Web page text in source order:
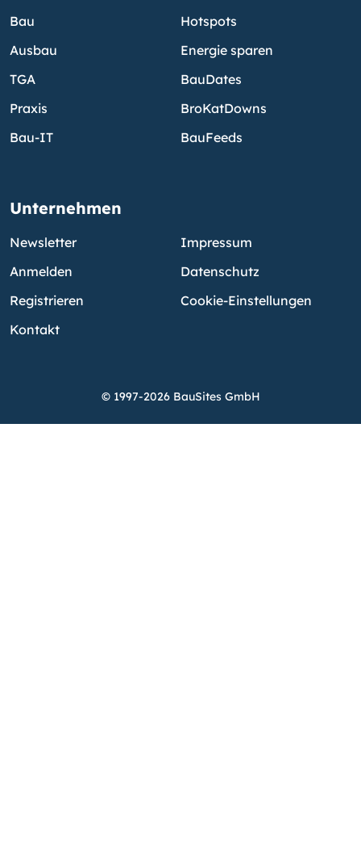
Bau
Ausbau
TGA
Praxis
Bau-IT
Hotspots
Energie sparen
BauDates
BroKatDowns
BauFeeds
Unternehmen
Newsletter
Anmelden
Registrieren
Kontakt
Impressum
Datenschutz
Cookie-Einstellungen
© 1997-2026 BauSites GmbH